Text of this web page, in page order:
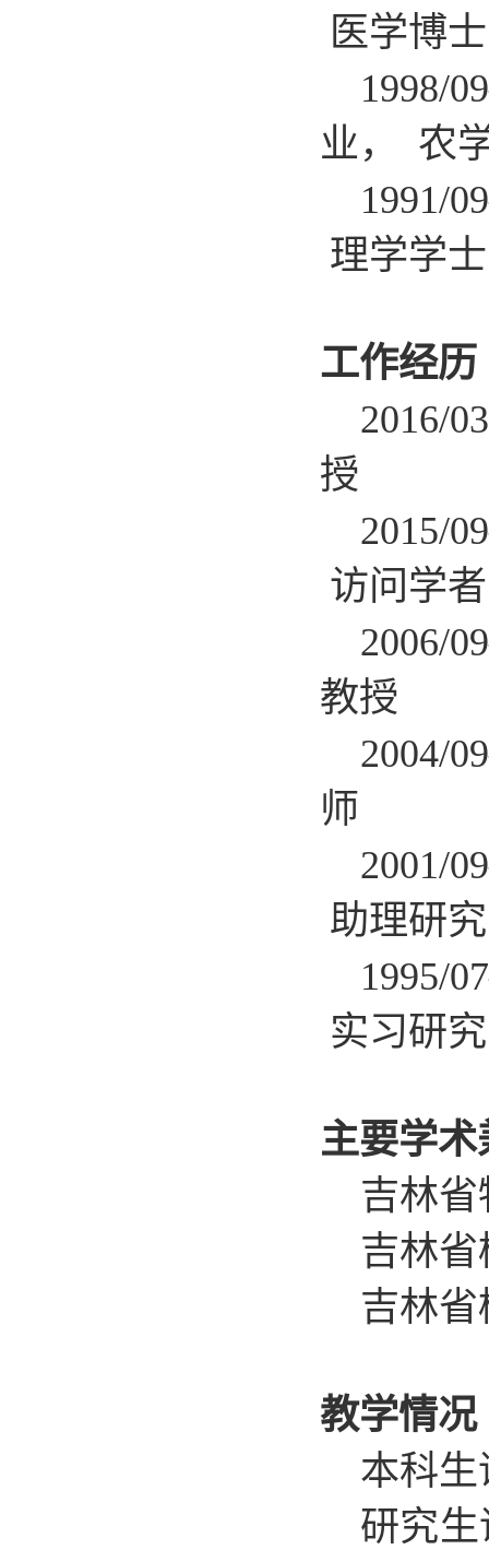
医学博士
1998/
业， 农
1991/
理学学士
工作经历
2016/
授
2015/
访问学者
2006/
教授
2004/
师
2001/
助理研
1995/
实习研
主要学术
吉林
吉林
吉林
教学情况
本科
研究